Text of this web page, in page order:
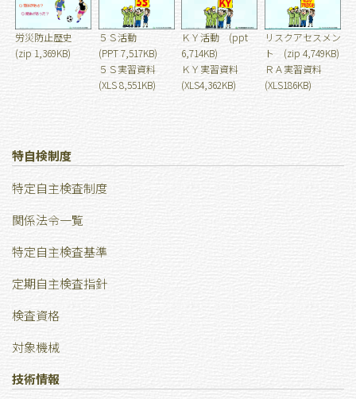
労災防止歴史
(zip 1,369KB)
５Ｓ活動
(PPT 7,517KB)
５Ｓ実習資料
(XLS 8,551KB)
ＫＹ活動 (ppt
6,714KB)
ＫＹ実習資料
(XLS4,362KB)
リスクアセスメン
ト (zip 4,749KB)
ＲＡ実習資料
(XLS186KB)
特⾃検制度
特定自主検査制度
関係法令一覧
特定自主検査基準
定期自主検査指針
検査資格
対象機械
技術情報